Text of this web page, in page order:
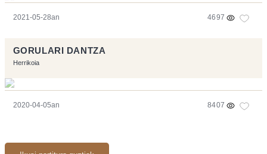
2021-05-28an 4697
GORULARI DANTZA
Herrikoia
2020-04-05an 8407